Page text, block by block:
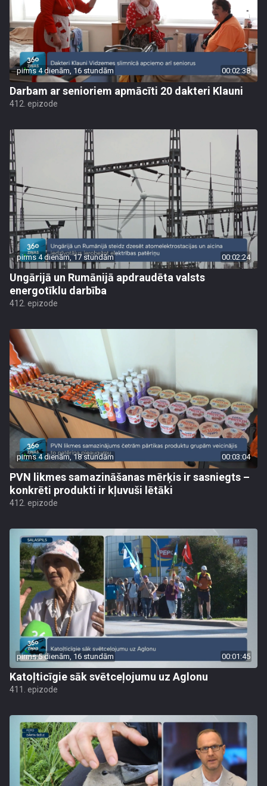
pirms 4 dienām, 16 stundām 00:02:38
Darbam ar senioriem apmācīti 20 dakteri Klauni
412. epizode
pirms 4 dienām, 17 stundām 00:02:24
Ungārijā un Rumānijā apdraudēta valsts
energotīklu darbība
412. epizode
pirms 4 dienām, 18 stundām 00:03:04
PVN likmes samazināšanas mērķis ir sasniegts –
konkrēti produkti ir kļuvuši lētāki
412. epizode
pirms 5 dienām, 16 stundām 00:01:45
Katoļticīgie sāk svētceļojumu uz Aglonu
411. epizode